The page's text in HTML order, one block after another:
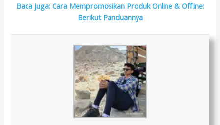
Baca juga: Cara Mempromosikan Produk Online & Offline:
Berikut Panduannya